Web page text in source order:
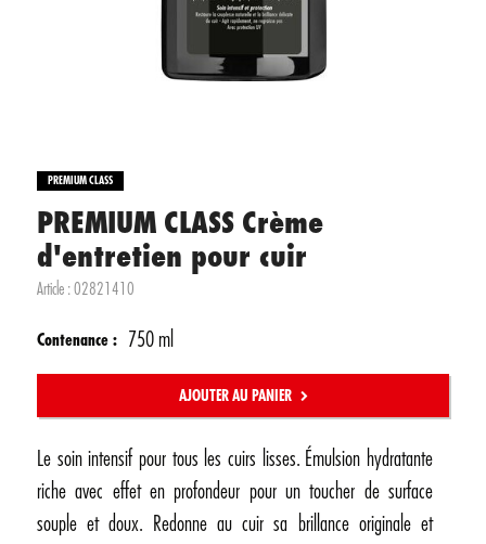
PREMIUM CLASS
PREMIUM CLASS Crème
d'entretien pour cuir
Contenance : 750 ml
Article :02821410
AJOUTER AU PANIER
Le soin intensif pour tous les cuirs lisses. Émulsion hydratante
riche avec effet en profondeur pour un toucher de surface
souple et doux. Redonne au cuir sa brillance originale et